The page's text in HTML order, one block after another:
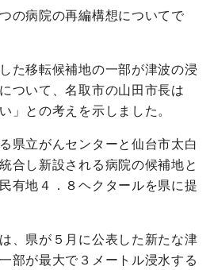
の病院の再編構想についてで
た移転候補地の一部が津波の浸
ついて、名取市の山田市長は
」との考えを示しました。
県立がんセンターと仙台市太白
合し新設される病院の候補地と
有地４．８ヘクタールを県に提
、県が５月に公表した新たな津
部が最大で３メートル浸水する